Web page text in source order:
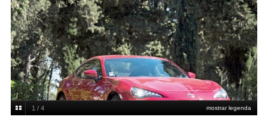
Margarida Basto
mostrar legenda
1 / 4